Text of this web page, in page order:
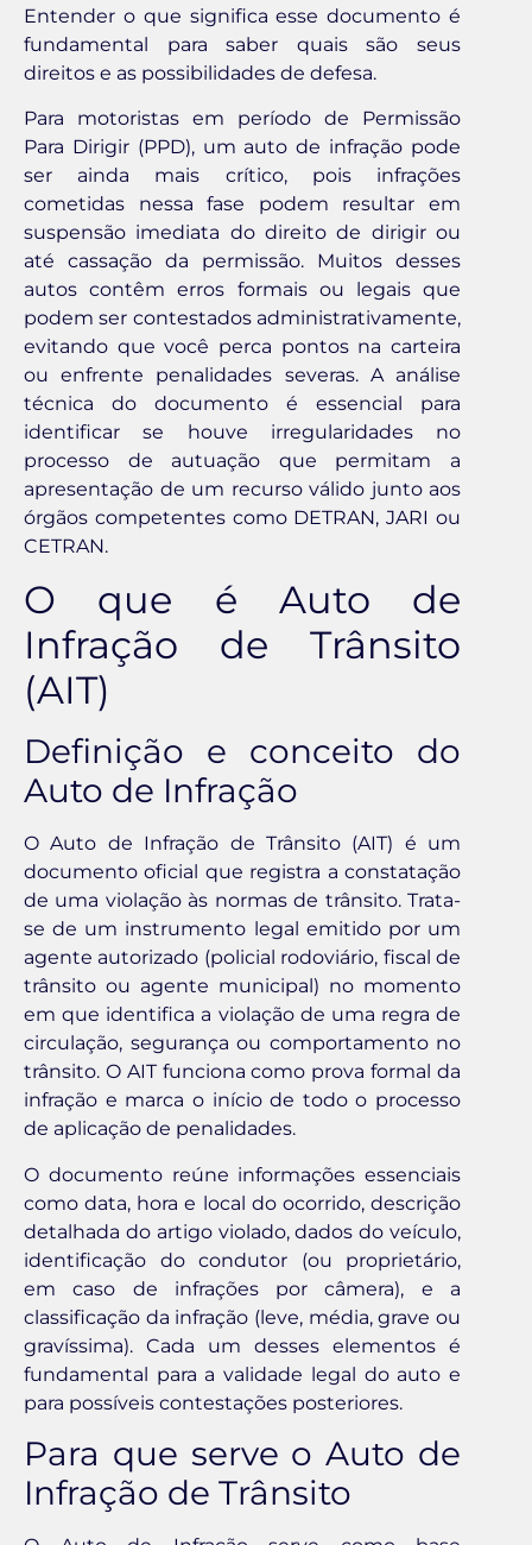
Entender o que significa esse documento é
fundamental para saber quais são seus
direitos e as possibilidades de defesa.
Para motoristas em período de Permissão
Para Dirigir (PPD), um auto de infração pode
ser ainda mais crítico, pois infrações
cometidas nessa fase podem resultar em
suspensão imediata do direito de dirigir ou
até cassação da permissão. Muitos desses
autos contêm erros formais ou legais que
podem ser contestados administrativamente,
evitando que você perca pontos na carteira
ou enfrente penalidades severas. A análise
técnica do documento é essencial para
identificar se houve irregularidades no
processo de autuação que permitam a
apresentação de um recurso válido junto aos
órgãos competentes como DETRAN, JARI ou
CETRAN.
O que é Auto de
Infração de Trânsito
(AIT)
Definição e conceito do
Auto de Infração
O Auto de Infração de Trânsito (AIT) é um
documento oficial que registra a constatação
de uma violação às normas de trânsito. Trata-
se de um instrumento legal emitido por um
agente autorizado (policial rodoviário, fiscal de
trânsito ou agente municipal) no momento
em que identifica a violação de uma regra de
circulação, segurança ou comportamento no
trânsito. O AIT funciona como prova formal da
infração e marca o início de todo o processo
de aplicação de penalidades.
O documento reúne informações essenciais
como data, hora e local do ocorrido, descrição
detalhada do artigo violado, dados do veículo,
identificação do condutor (ou proprietário,
em caso de infrações por câmera), e a
classificação da infração (leve, média, grave ou
gravíssima). Cada um desses elementos é
fundamental para a validade legal do auto e
para possíveis contestações posteriores.
Para que serve o Auto de
Infração de Trânsito